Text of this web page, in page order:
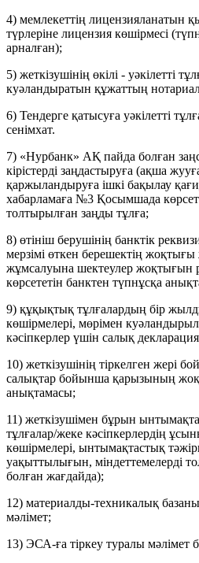
4) мемлекеттің лицензияланатын
түрлеріне лицензия көшірмесі
арналған);
5) жеткізушінің өкілі - уәкілетті
куәландыратын құжаттың
6) Тендерге қатысуға уәкілетті
сенімхат.
7) «Нурбанк» АҚ пайда болған
кірістерді заңдастыруға (ақша
қаржыландыруға ішкі бақылау
хабарламаға №3 Қосымшада
толтырылған заңды тұлға;
8) өтініш берушінің банктік
мерзімі өткен берешектің
жұмсалуына шектеулер жоқтығын
көрсететін банктен түпнұсқа
9) құқықтық тұлғалардың бір
көшірмелері, мөрімен
кәсіпкерлер үшін салық
10) жеткізушінің тіркелген жері
салықтар бойынша қарызының
анықтамасы;
11) жеткізушімен бұрын
тұлғалар/жеке кәсіпкерлердің
көшірмелері, ынтымақтастық
уақыттылығын, міндеттемелерді
болған жағдайда);
12) материалды-техникалық
мәлімет;
13) ЭСА-ға тіркеу туралы мәлімет